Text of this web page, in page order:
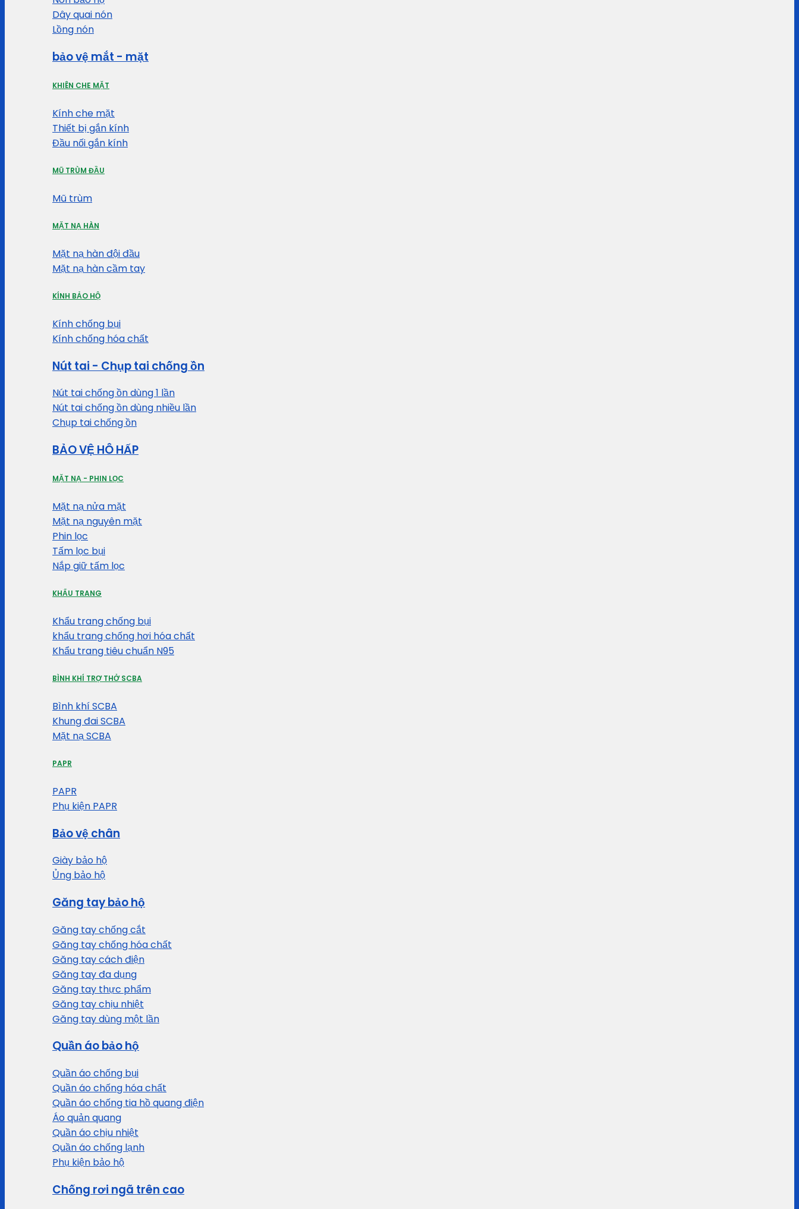
Dây quai nón
Lồng nón
bảo vệ mắt - mặt
KHIÊN CHE MẶT
Kính che mặt
Thiết bị gắn kính
Đầu nối gắn kính
MŨ TRÙM ĐẦU
Mũ trùm
MẶT NẠ HÀN
Mặt nạ hàn đội đầu
Mặt nạ hàn cầm tay
KÍNH BẢO HỘ
Kính chống bụi
Kính chống hóa chất
Nút tai - Chụp tai chống ồn
Nút tai chống ồn dùng 1 lần
Nút tai chống ồn dùng nhiều lần
Chụp tai chống ồn
BẢO VỆ HÔ HẤP
MẶT NẠ - PHIN LỌC
Mặt nạ nửa mặt
Mặt nạ nguyên mặt
Phin lọc
Tấm lọc bụi
Nắp giữ tấm lọc
KHẨU TRANG
Khẩu trang chống bụi
khẩu trang chống hơi hóa chất
Khẩu trang tiêu chuẩn N95
BÌNH KHÍ TRỢ THỞ SCBA
Bình khí SCBA
Khung đai SCBA
Mặt nạ SCBA
PAPR
PAPR
Phụ kiện PAPR
Bảo vệ chân
Giày bảo hộ
Ủng bảo hộ
Găng tay bảo hộ
Găng tay chống cắt
Găng tay chống hóa chất
Găng tay cách điện
Găng tay đa dụng
Găng tay thực phẩm
Găng tay chịu nhiệt
Găng tay dùng một lần
Quần áo bảo hộ
Quần áo chống bụi
Quần áo chống hóa chất
Quần áo chống tia hồ quang điện
Áo quản quang
Quần áo chịu nhiệt
Quần áo chống lạnh
Phụ kiện bảo hộ
Chống rơi ngã trên cao